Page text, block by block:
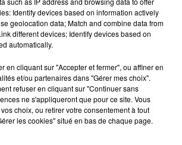
campagne de
contre le COVID-19 s’est
dernières semaines
pas encore confirmé
du grand vaccinodrome
Dijon.
Identify devices based on information actively
geolocation data; Match and combine data from
different devices; Identify devices based on
automatically.
en cliquant sur "Accepter et fermer", ou affiner en
et/ou partenaires dans "Gérer mes choix".
refuser en cliquant sur "Continuer sans
ne s'appliqueront que pour ce site. Vous
choix, ou retirer votre consentement à tout
les cookies" situé en bas de chaque page.